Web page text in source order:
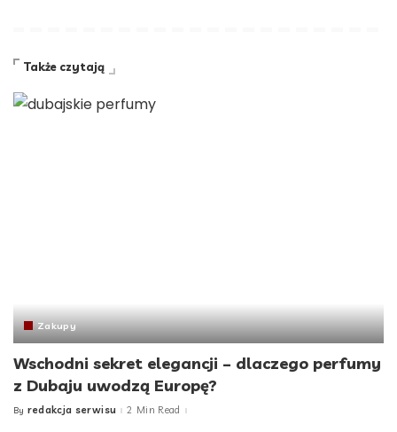
Także czytają
Zakupy
Wschodni sekret elegancji – dlaczego perfumy
z Dubaju uwodzą Europę?
Posted
By redakcja serwisu 2 Min Read